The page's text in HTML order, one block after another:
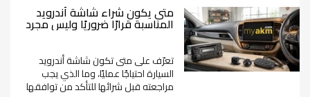
متى يكون شراء شاشة أندرويد
المناسبة قرارًا ضروريًا وليس مجرد
إضافة؟
تعرّف على متى تكون شاشة أندرويد
السيارة احتياجًا عمليًا، وما الذي يجب
مراجعته قبل شرائها للتأكد من توافقها